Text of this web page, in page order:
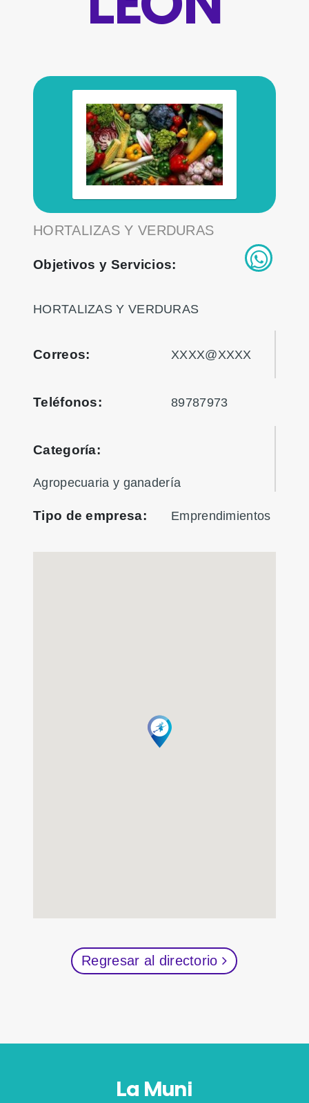
HORTALIZAS Y VERDURAS
Objetivos y Servicios:
HORTALIZAS Y VERDURAS
Correos: XXXX@XXXX
Teléfonos: 89787973
Categoría:
Agropecuaria y ganadería
Tipo de empresa: Emprendimientos
Regresar al directorio
La Muni